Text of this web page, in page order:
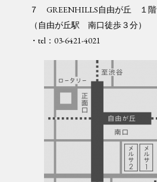
７ GREENHILLS自由が丘 １階
（自由が丘駅 南口徒歩３分）
・tel：03-6421-4021